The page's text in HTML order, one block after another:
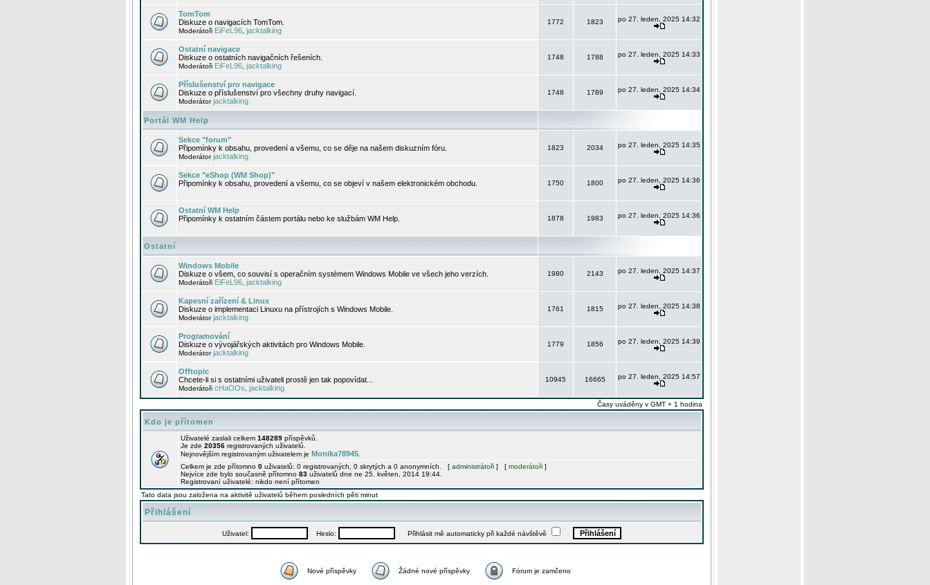
TomTom
Diskuze o navigacích TomTom.
Moderátoři EiFeL96 jacktalking
1772 1823 po 27. leden, 2025 14:32
Ostatní navigace
Diskuze o ostatních navigačních řešeních.
Moderátoři EiFeL96 jacktalking
1748 1788 po 27. leden, 2025 14:33
Příslušenství pro navigace
Diskuze o příslušenství pro všechny druhy navigací.
Moderátorjacktalking
1748 1789 po 27. leden, 2025 14:34
Portál WM Help
Sekce "forum"
Připomínky k obsahu, provedení a všemu, co se děje na našem diskuzním fóru.
Moderátorjacktalking
1823 2034 po 27. leden, 2025 14:35
Sekce "eShop (WM Shop)"
Připomínky k obsahu, provedení a všemu, co se objeví v našem elektronickém obchodu.
1750 1800 po 27. leden, 2025 14:36
Ostatní WM Help
Připomínky k ostatním částem portálu nebo ke službám WM Help.
1878 1983 po 27. leden, 2025 14:36
Ostatní
Windows Mobile
Diskuze o všem, co souvisí s operačním systémem Windows Mobile ve všech jeho verzích.
Moderátoři EiFeL96 jacktalking
1980 2143 po 27. leden, 2025 14:37
Kapesní zařízení & Linux
Diskuze o implementaci Linuxu na přístrojích s Windows Mobile.
Moderátorjacktalking
1761 1815 po 27. leden, 2025 14:38
Programování
Diskuze o vývojářských aktivitách pro Windows Mobile.
Moderátorjacktalking
1779 1856 po 27. leden, 2025 14:39
Offtopic
Chcete-li si s ostatními uživateli prostě jen tak popovídat...
Moderátoři cHaOOs jacktalking
10945 16665 po 27. leden, 2025 14:57
Časy uváděny v GMT + 1 hodina
Kdo je přítomen
Uživatelé zaslali celkem 148289 příspěvků.
Je zde 20356 registrovaných uživatelů.
Nejnovějším registrovaným uživatelem je Monika78945
Celkem je zde přítomno 0 uživatelů: 0 registrovaných, 0 skrytých a 0 anonymních. [ administrátoři ] [ moderátoři ]
Nejvíce zde bylo současně přítomno 83 uživatelů dne ne 25. květen, 2014 19:44.
Registrovaní uživatelé: nikdo není přítomen
Tato data jsou založena na aktivitě uživatelů během posledních pěti minut
Přihlášení
Uživatel: Heslo: Přihlásit mě automaticky při každé návštěvě
Nové příspěvky Žádné nové příspěvky Fórum je zamčeno